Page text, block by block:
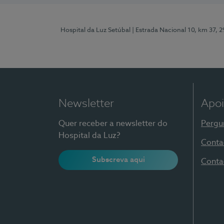
Hospital da Luz Setúbal | Estrada Nacional 10, km 37,
Newsletter
Quer receber a newsletter do
Hospital da Luz?
Subscreva aqui